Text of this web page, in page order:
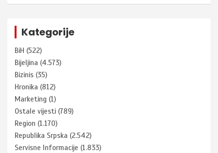
Kategorije
BiH (522)
Bijeljina (4.573)
Bizinis (35)
Hronika (812)
Marketing (1)
Ostale vijesti (789)
Region (1.170)
Republika Srpska (2.542)
Servisne Informacije (1.833)